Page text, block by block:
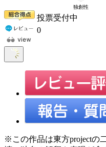
投票受付中
0
※この作品は東方projectの